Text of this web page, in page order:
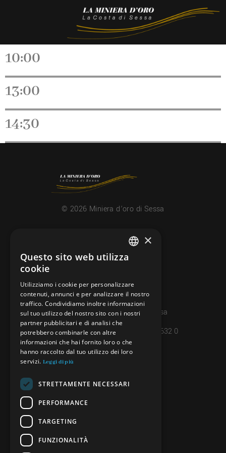
10:00
13:00
14:30
© 2026 Miniera d’oro di Sessa
CONTATTI
info@minieradoro.ch
079 127 20 80
Casella postale 7, 6997 Sessa
IBAN: CH45 8080 8004 4238 0632 0
GERMAN
ENGLISH
×
Questo sito web utilizza
cookie
Utilizziamo i cookie per personalizzare
contenuti, annunci e per analizzare il nostro
traffico. Condividiamo inoltre informazioni
sul tuo utilizzo del nostro sito con i nostri
partner pubblicitari e di analisi che
potrebbero combinarle con altre
informazioni che hai fornito loro o che
hanno raccolto dal tuo utilizzo dei loro
servizi. Leggi di più
STRETTAMENTE NECESSARI
PERFORMANCE
TARGETING
FUNZIONALITÀ